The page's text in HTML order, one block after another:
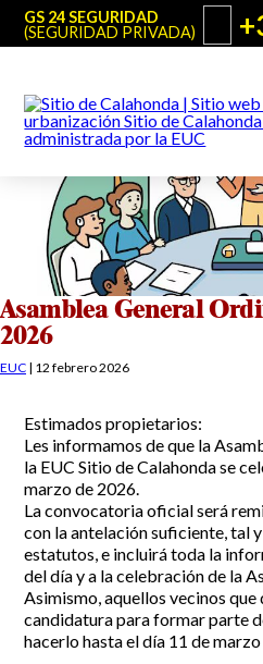
GS 24 SEGURIDAD
(SEGURIDAD PRIVADA)
Acerca de Sitio de
Quiénes somos
Junta Directiva
Servicios de la EUC
Estatutos
Sitio de Calahonda en
Actuaciones
Utilidades para
El reciclado de nuestros
Información sobre podas
Teléfonos de interés
Incidencias
Incidencias
App Gecor
Contactar
OCIO Y CURIOSIDADES DE
Historia de Sitio de
Instalaciones y ocio
©2026 E.U.C.
Sitio de Calahonda, Calle
NIF: G29178803. Todos los derechos
Asamblea General
2026
EUC | 12 febrero 2026
Estimados propietarios:
Les informamos de que la
la EUC Sitio de Calahonda se
marzo de 2026.
La convocatoria oficial será
con la antelación suficiente, tal
estatutos, e incluirá toda la
del día y a la celebración de la
Asimismo, aquellos vecinos que
candidatura para formar parte
hacerlo hasta el día 11 de marzo